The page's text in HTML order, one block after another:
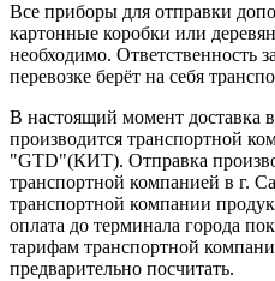
Все приборы для отправки
картонные коробки или
необходимо. Ответственность
перевозке берёт на себя
В настоящий момент доставка
производится транспортной
"GTD"(КИТ). Отправка
транспортной компанией в г.
транспортной компании
оплата до терминала города
тарифам транспортной
предварительно посчитать.